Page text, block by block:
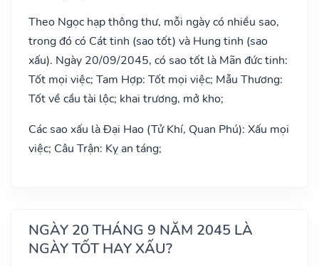
Theo Ngọc hạp thông thư, mỗi ngày có nhiều sao,
trong đó có Cát tinh (sao tốt) và Hung tinh (sao
xấu). Ngày 20/09/2045, có sao tốt là Mãn đức tinh:
Tốt mọi việc; Tam Hợp: Tốt mọi việc; Mẫu Thương:
Tốt về cầu tài lộc; khai trương, mở kho;
Các sao xấu là Đại Hao (Tử Khí, Quan Phú): Xấu mọi
việc; Câu Trận: Kỵ an táng;
NGÀY 20 THÁNG 9 NĂM 2045 LÀ
NGÀY TỐT HAY XẤU?